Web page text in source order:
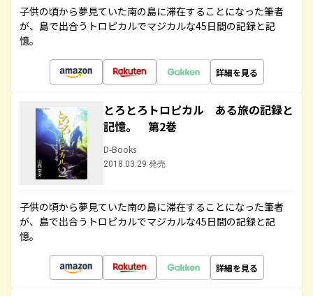
子供の頃から夢見ていた南の島に滞在することになった筆者
が、島で出合うトロピカルでマジカルな45日間の記録と記
憶。
詳細を見る
とろとろトロピカル ある旅の記録と
記憶。 第2巻
D-Books
2018.03.29 発売
子供の頃から夢見ていた南の島に滞在することになった筆者
が、島で出合うトロピカルでマジカルな45日間の記録と記
憶。
詳細を見る